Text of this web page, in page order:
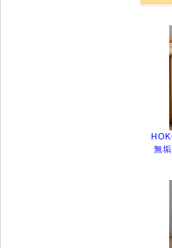
無